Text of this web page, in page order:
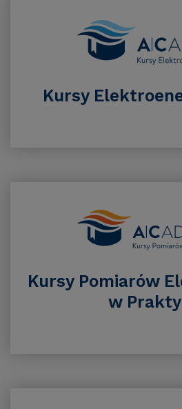
Kursy
Kursy Pomiarów
w